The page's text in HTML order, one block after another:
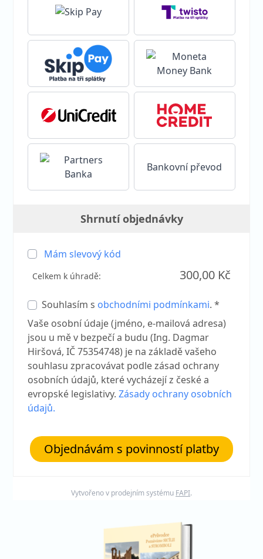
Bankovní převod
Shrnutí objednávky
Mám slevový kód
Celkem k úhradě: 300,00 Kč
Souhlasím s obchodními podmínkami. *
Vaše osobní údaje (jméno, e-mailová adresa)
jsou u mě v bezpečí a budu (Ing. Dagmar
Hiršová, IČ 75354748) je na základě vašeho
souhlasu zpracovávat podle zásad ochrany
osobních údajů, které vycházejí z české a
evropské legislativy.Zásady ochrany osobních
údajů.
Objednávám s povinností platby
Vytvořeno v prodejním systému FAPI.